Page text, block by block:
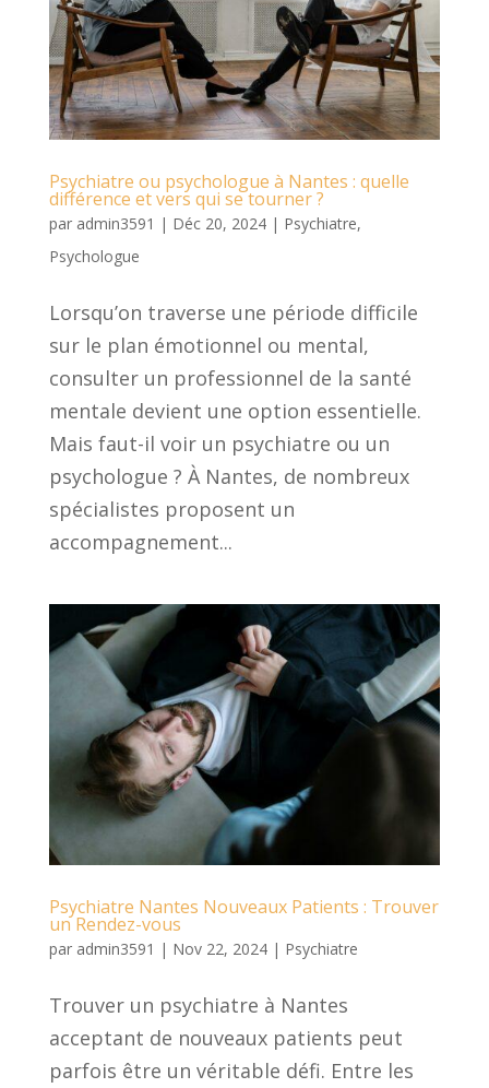
Psychiatre ou psychologue à Nantes : quelle
différence et vers qui se tourner ?
par admin3591 | Déc 20, 2024| Psychiatre,
Psychologue
Lorsqu’on traverse une période difficile
sur le plan émotionnel ou mental,
consulter un professionnel de la santé
mentale devient une option essentielle.
Mais faut-il voir un psychiatre ou un
psychologue ? À Nantes, de nombreux
spécialistes proposent un
accompagnement...
Psychiatre Nantes Nouveaux Patients : Trouver
un Rendez-vous
par admin3591 | Nov 22, 2024| Psychiatre
Trouver un psychiatre à Nantes
acceptant de nouveaux patients peut
parfois être un véritable défi. Entre les